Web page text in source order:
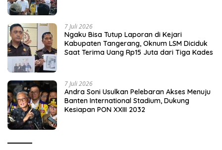
7 Juli 2026
Ngaku Bisa Tutup Laporan di Kejari
Kabupaten Tangerang, Oknum LSM Diciduk
Saat Terima Uang Rp15 Juta dari Tiga Kades
7 Juli 2026
Andra Soni Usulkan Pelebaran Akses Menuju
Banten International Stadium, Dukung
Kesiapan PON XXIII 2032